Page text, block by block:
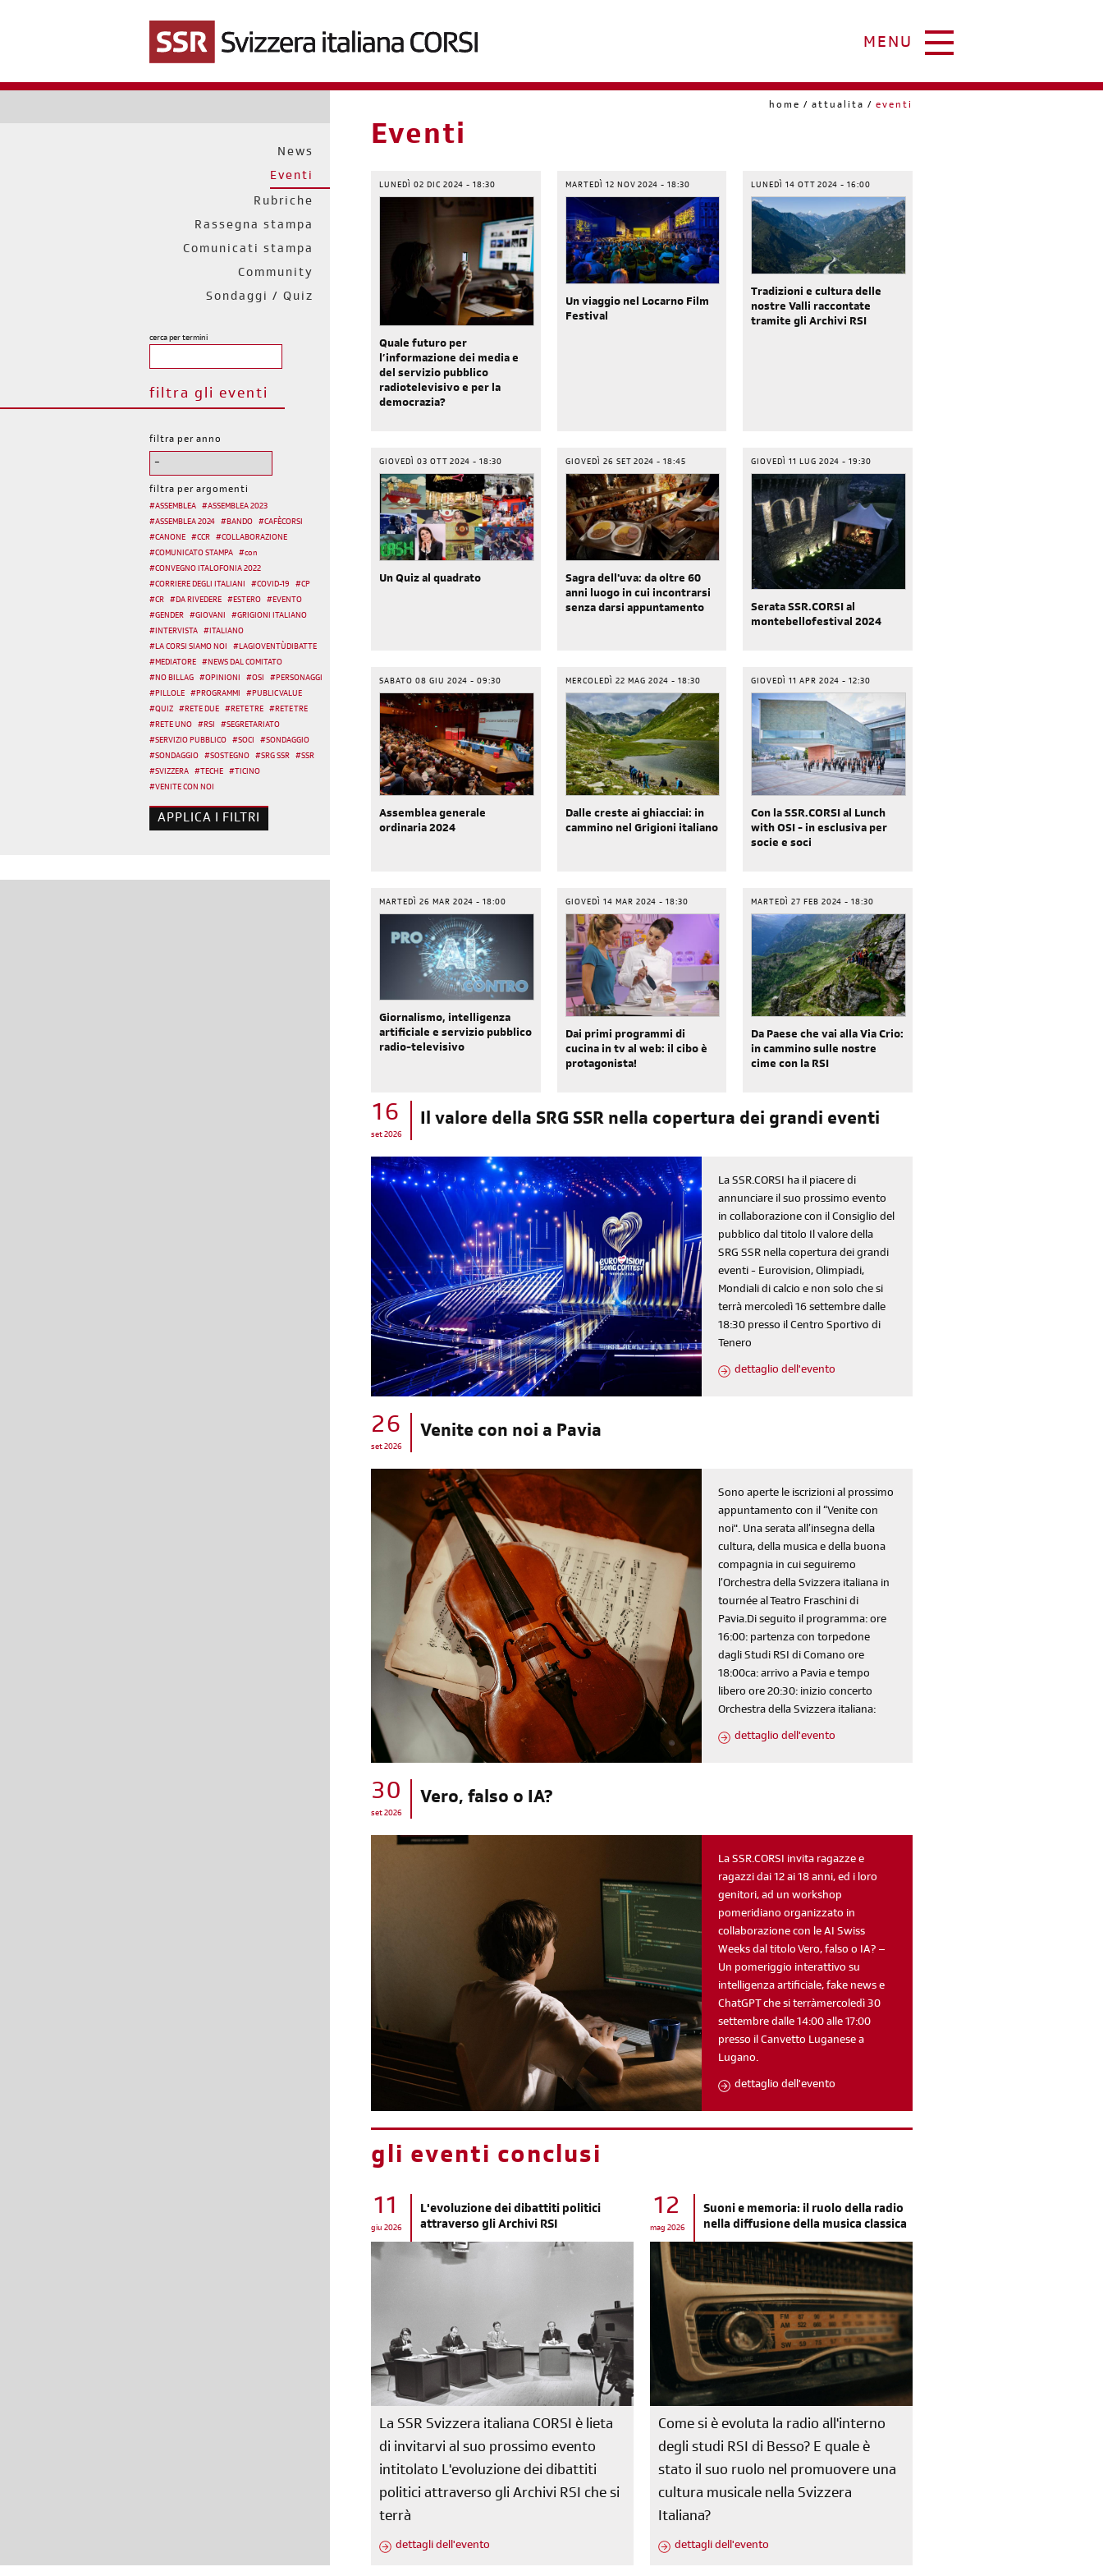
MENU
diventa socia/o
iscriviti subito
Reimposta la tua password
News
Eventi
Rubriche
Rassegna stampa
Comunicati stampa
Community
Sondaggi / Quiz
cerca per termini
filtra gli eventi
filtra per anno
filtra per argomenti
#ASSEMBLEA #ASSEMBLEA 2023
#ASSEMBLEA 2024 #BANDO #CAFÈCORSI
#CANONE #CCR #COLLABORAZIONE
#COMUNICATO STAMPA #con
#CONVEGNO ITALOFONIA 2022
#CORRIERE DEGLI ITALIANI #COVID-19 #CP
#CR #DA RIVEDERE #ESTERO #EVENTO
#GENDER #GIOVANI #GRIGIONI ITALIANO
#INTERVISTA #ITALIANO
#LA CORSI SIAMO NOI #LAGIOVENTÙDIBATTE
#MEDIATORE #NEWS DAL COMITATO
#NO BILLAG #OPINIONI #OSI #PERSONAGGI
#PILLOLE #PROGRAMMI #PUBLIC VALUE
#QUIZ #RETE DUE #RETE TRE #RETE TRE
#RETE UNO #RSI #SEGRETARIATO
#SERVIZIO PUBBLICO #SOCI #SONDAGGIO
#SONDAGGIO #SOSTEGNO #SRG SSR #SSR
#SVIZZERA # TECHE # TICINO
#VENITE CON NOI
home attualita eventi
Eventi
LUNEDÌ 02 DIC 2024 - 18:30
Quale futuro per
l’informazione dei media e
del servizio pubblico
radiotelevisivo e per la
democrazia?
MARTEDÌ 12 NOV 2024 - 18:30
Un viaggio nel Locarno Film
Festival
LUNEDÌ 14 OTT 2024 - 16:00
Tradizioni e cultura delle
nostre Valli raccontate
tramite gli Archivi RSI
GIOVEDÌ 03 OTT 2024 - 18:30
Un Quiz al quadrato
GIOVEDÌ 26 SET 2024 - 18:45
Sagra dell'uva: da oltre 60
anni luogo in cui incontrarsi
senza darsi appuntamento
GIOVEDÌ 11 LUG 2024 - 19:30
Serata SSR.CORSI al
montebellofestival 2024
SABATO 08 GIU 2024 - 09:30
Assemblea generale
ordinaria 2024
MERCOLEDÌ 22 MAG 2024 - 18:30
Dalle creste ai ghiacciai: in
cammino nel Grigioni italiano
GIOVEDÌ 11 APR 2024 - 12:30
Con la SSR.CORSI al Lunch
with OSI - in esclusiva per
socie e soci
MARTEDÌ 26 MAR 2024 - 18:00
Giornalismo, intelligenza
artificiale e servizio pubblico
radio-televisivo
GIOVEDÌ 14 MAR 2024 - 18:30
Dai primi programmi di
cucina in tv al web: il cibo è
protagonista!
MARTEDÌ 27 FEB 2024 - 18:30
Da Paese che vai alla Via Crio:
in cammino sulle nostre
cime con la RSI
16
set 2026
Il valore della SRG SSR nella copertura dei grandi eventi
La SSR.CORSI ha il piacere di
annunciare il suo prossimo evento
in collaborazione con il Consiglio del
pubblico dal titolo Il valore della
SRG SSR nella copertura dei grandi
eventi - Eurovision, Olimpiadi,
Mondiali di calcio e non solo che si
terrà mercoledì 16 settembre dalle
18:30 presso il Centro Sportivo di
Tenero
dettaglio dell'evento
26
set 2026
Venite con noi a Pavia
Sono aperte le iscrizioni al prossimo
appuntamento con il “Venite con
noi". Una serata all’insegna della
cultura, della musica e della buona
compagnia in cui seguiremo
l’Orchestra della Svizzera italiana in
tournée al Teatro Fraschini di
Pavia.Di seguito il programma: ore
16:00: partenza con torpedone
dagli Studi RSI di Comano ore
18:00ca: arrivo a Pavia e tempo
libero ore 20:30: inizio concerto
Orchestra della Svizzera italiana:
dettaglio dell'evento
30
set 2026
Vero, falso o IA?
La SSR.CORSI invita ragazze e
ragazzi dai 12 ai 18 anni, ed i loro
genitori, ad un workshop
pomeridiano organizzato in
collaborazione con le AI Swiss
Weeks dal titolo Vero, falso o IA? –
Un pomeriggio interattivo su
intelligenza artificiale, fake news e
ChatGPT che si terràmercoledì 30
settembre dalle 14:00 alle 17:00
presso il Canvetto Luganese a
Lugano.
dettaglio dell'evento
gli eventi conclusi
11
giu 2026
L'evoluzione dei dibattiti politici
attraverso gli Archivi RSI
La SSR Svizzera italiana CORSI è lieta
di invitarvi al suo prossimo evento
intitolato L'evoluzione dei dibattiti
politici attraverso gli Archivi RSI che si
terrà
dettagli dell'evento
12
mag 2026
Suoni e memoria: il ruolo della radio
nella diffusione della musica classica
Come si è evoluta la radio all'interno
degli studi RSI di Besso? E quale è
stato il suo ruolo nel promuovere una
cultura musicale nella Svizzera
Italiana?
dettagli dell'evento